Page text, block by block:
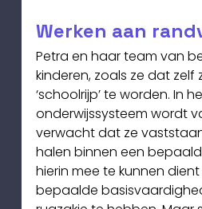
Werken aan
Petra en haar team van
kinderen, zoals ze dat zelf
‘schoolrijp’ te worden. In
onderwijssysteem wordt
verwacht dat ze
halen binnen een
hierin mee te kunnen
bepaalde